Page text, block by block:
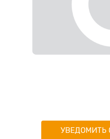
УВЕДОМИТЬ